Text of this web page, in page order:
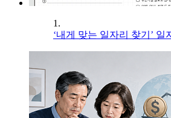
1.
‘내게 맞는 일자리 찾기’ 일